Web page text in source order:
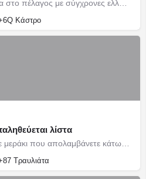
Εστιατόριο με ξεχωριστή θέα στο πέλαγος με σύγχρονες ελληνικές και μεσογειακές γεύσεις
Κάστρο
Τοπικό φαγητό φτιαγμένο με μεράκι που απολαμβάνετε κάτω από τη σκιά της κληματαριάς.
Τραυλιάτα